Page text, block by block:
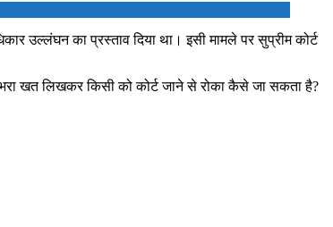
उल्लंघन का प्रस्ताव दिया था। इसी मामले पर सुप्रीम कोर्ट
खत लिखकर किसी को कोर्ट जाने से रोका कैसे जा सकता है?